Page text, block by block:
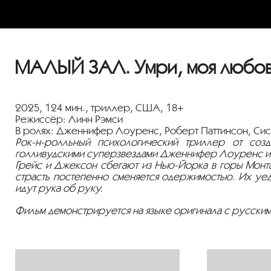
МАЛЫЙ ЗАЛ. Умри, моя
2025, 124 мин., триллер, США, 18+
Режиссёр: Линн Рэмси
В ролях: Дженнифер Лоуренс, Роберт Паттинсон,
Рок-н-ролльный психологический триллер от
голливудскими суперзвездами Дженнифер Лоуренс
Грейс и Джексон сбегают из Нью-Йорка в горы
страсть постепенно сменяется одержимостью. Их
идут рука об руку.
Фильм демонстрируется на языке оригинала с